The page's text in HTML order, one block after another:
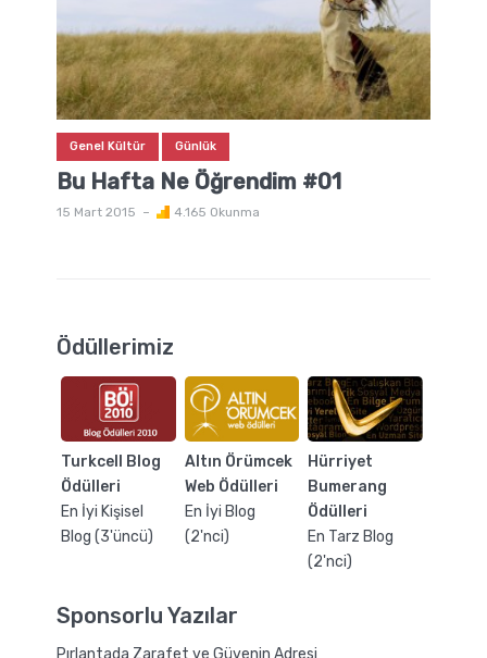
Genel Kültür Günlük
Bu Hafta Ne Öğrendim #01
15 Mart 2015 4.165 Okunma
Ödüllerimiz
Turkcell Blog
Ödülleri
En İyi Kişisel
Blog (3'üncü)
Altın Örümcek
Web Ödülleri
En İyi Blog
(2'nci)
Hürriyet
Bumerang
Ödülleri
En Tarz Blog
(2'nci)
Sponsorlu Yazılar
Pırlantada Zarafet ve Güvenin Adresi